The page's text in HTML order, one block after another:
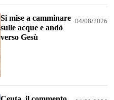
Si mise a camminare
sulle acque e andò
verso Gesù
04/08/2026